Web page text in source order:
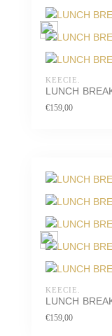
KEECIE.
LUNCH
€159,00
KEECIE.
LUNCH
€159,00